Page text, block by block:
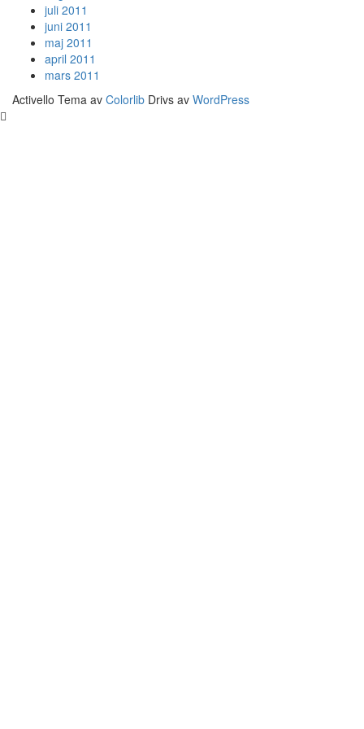
juli 2011
juni 2011
maj 2011
april 2011
mars 2011
Activello Tema av Colorlib Drivs av WordPress